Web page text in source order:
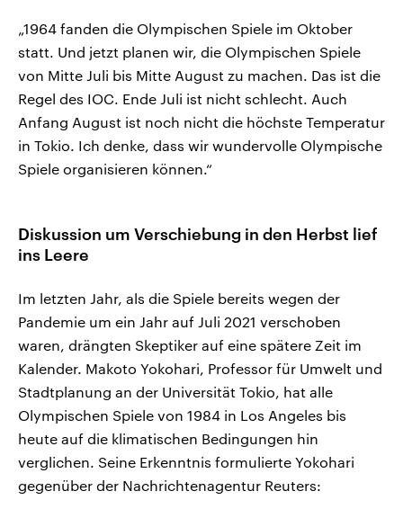
„1964 fanden die Olympischen Spiele im Oktober
statt. Und jetzt planen wir, die Olympischen Spiele
von Mitte Juli bis Mitte August zu machen. Das ist die
Regel des IOC. Ende Juli ist nicht schlecht. Auch
Anfang August ist noch nicht die höchste Temperatur
in Tokio. Ich denke, dass wir wundervolle Olympische
Spiele organisieren können.“
Diskussion um Verschiebung in den Herbst lief
ins Leere
Im letzten Jahr, als die Spiele bereits wegen der
Pandemie um ein Jahr auf Juli 2021 verschoben
waren, drängten Skeptiker auf eine spätere Zeit im
Kalender. Makoto Yokohari, Professor für Umwelt und
Stadtplanung an der Universität Tokio, hat alle
Olympischen Spiele von 1984 in Los Angeles bis
heute auf die klimatischen Bedingungen hin
verglichen. Seine Erkenntnis formulierte Yokohari
gegenüber der Nachrichtenagentur Reuters: